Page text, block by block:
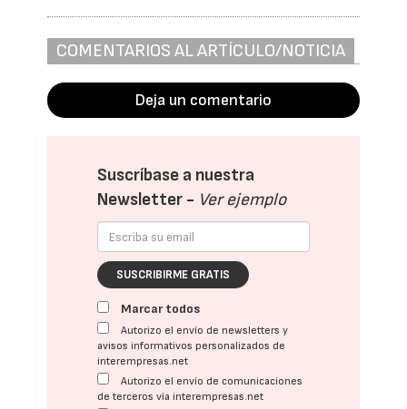
COMENTARIOS AL ARTÍCULO/NOTICIA
Deja un comentario
Suscríbase a nuestra
Newsletter - Ver ejemplo
SUSCRIBIRME GRATIS
Marcar todos
Autorizo el envío de newsletters y
avisos informativos personalizados de
interempresas.net
Autorizo el envío de comunicaciones
de terceros vía interempresas.net